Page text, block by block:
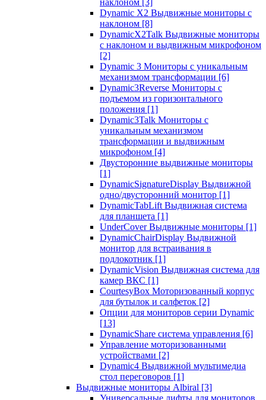
наклоном [3]
Dynamic X2 Выдвижные мониторы с
наклоном [8]
DynamicX2Talk Выдвижные мониторы
с наклоном и выдвижным микрофоном
[2]
Dynamic 3 Мониторы с уникальным
механизмом трансформации [6]
Dynamic3Reverse Мониторы с
подъемом из горизонтального
положения [1]
Dynamic3Talk Мониторы с
уникальным механизмом
трансформации и выдвижным
микрофоном [4]
Двусторонние выдвижные мониторы
[1]
DynamicSignatureDisplay Выдвижной
одно/двусторонний монитор [1]
DynamicTabLift Выдвижная система
для планшета [1]
UnderCover Выдвижные мониторы [1]
DynamicChairDisplay Выдвижной
монитор для встраивания в
подлокотник [1]
DynamicVision Выдвижная система для
камер ВКС [1]
CourtesyBox Моторизованный корпус
для бутылок и салфеток [2]
Опции для мониторов серии Dynamic
[13]
DynamicShare система управления [6]
Управление моторизованными
устройствами [2]
Dynamic4 Выдвижной мультимедиа
стол переговоров [1]
Выдвижные мониторы Albiral [3]
Универсальные лифты для мониторов